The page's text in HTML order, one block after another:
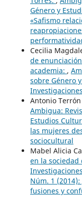
Género y
«Safismo
Cecilia
de
academia: ,
sobre Género
Antonio
Ambigua:
Estudios
las mujeres
sociocultural
Mabel Alicia
en la sociedad
Núm. 1
fusiones y